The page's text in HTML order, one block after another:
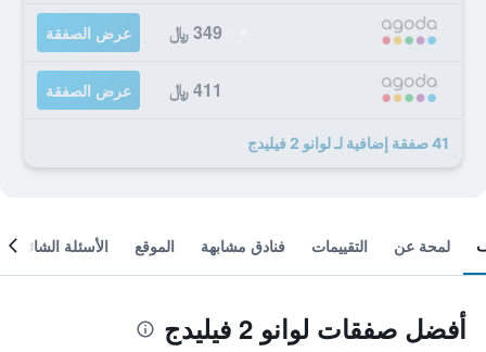
349 ﷼ عرض الصفقة
411 ﷼ عرض الصفقة
41 صفقة إضافية لـ لوانو 2 فيليدج
لمحة عن التقييمات فنادق مشابهة الموقع الأسئلة الشائعة
أفضل صفقات لوانو 2 فيليدج